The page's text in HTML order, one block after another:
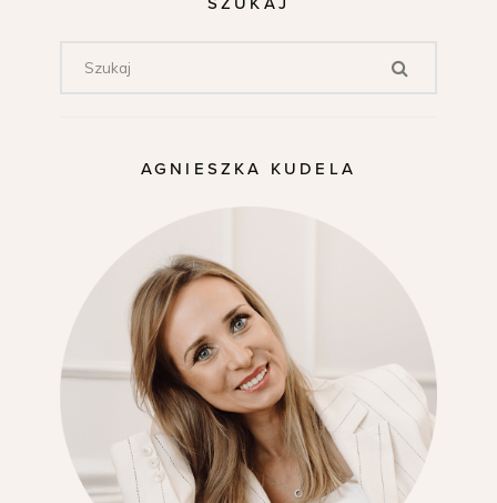
AGNIESZKA KUDELA